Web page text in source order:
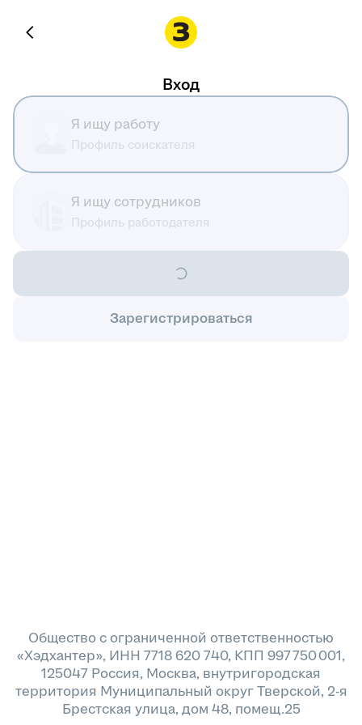
Вход
Я ищу работу
Профиль соискателя
Я ищу сотрудников
Профиль работодателя
Зарегистрироваться
Общество с ограниченной ответственностью
«Хэдхантер», ИНН 7718 620 740, КПП 997 750 001,
125047 Россия, Москва, внутригородская
территория Муниципальный округ Тверской, 2-я
Брестская улица, дом 48, помещ.25